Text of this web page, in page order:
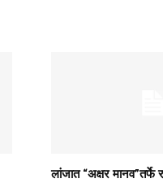
लांजात “अक्षर मानव”तर्फे